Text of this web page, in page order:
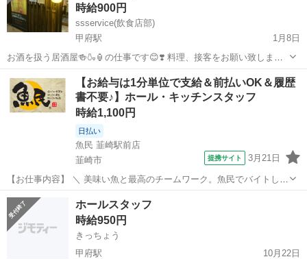
時給900円
ssservice(飲食店部)
甲府駅
1月8日
お酒を扱う居酒屋🍻🍶🏮の仕事です😊❣️ 料理、接客をお願い致します♪
女性で料理🥗🍖🍲🍕🍱🍽が好きな方、 年齢不問デス♪20代〜60代の女
性 1日、3〜4時間⏰働きたい方 曜日気にせず、 好きな時に好きな料理
でおもてなし❗️...
甲府駅 居酒屋
【お給与は1分単位で支給＆前払いOK＆履歴
書不要♪】ホール・キッチンスタッフ
時給1,100円
日払い
魚民 韮崎駅前店
韮崎市
提携サイト 3月21日
【お仕事内容】 ＼ 美味い魚と最高のチームワーク。魚民でバイトしよ
う！ ／ ・魚民で働くってこんな感じ！
―――――――――――――― 「魚民」は、気取らない和の空間でお
いしい料理と時間を楽しめる居酒屋です。 和風を大切に...
山梨
ホールスタッフ
時給950円
きっちょう
甲府駅
10月22日